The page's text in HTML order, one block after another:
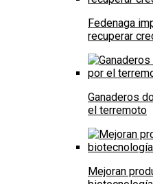
Fedenaga
recuperar
Ganaderos
el terremoto
Mejoran